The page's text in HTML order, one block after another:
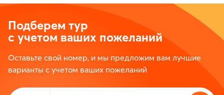
Подберем тур
с учетом ваших пожеланий
Оставьте свой номер, и мы предложим вам лучшие
варианты с учетом ваших пожеланий